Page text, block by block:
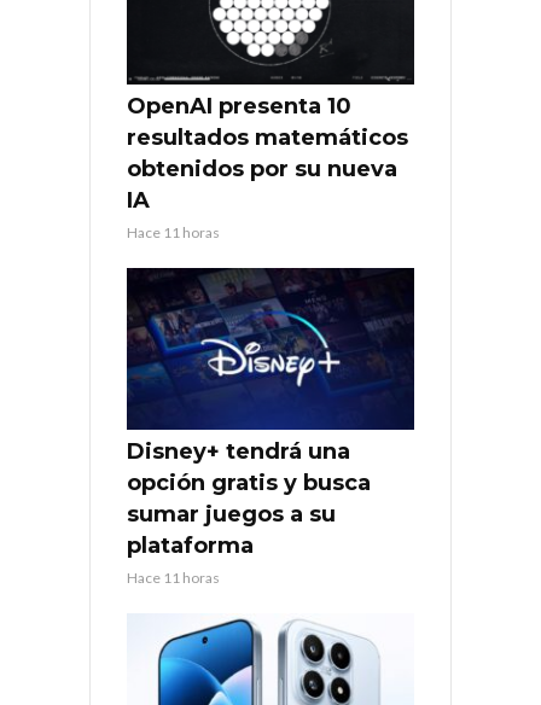
OpenAI presenta 10
resultados matemáticos
obtenidos por su nueva
IA
Hace 11 horas
Disney+ tendrá una
opción gratis y busca
sumar juegos a su
plataforma
Hace 11 horas